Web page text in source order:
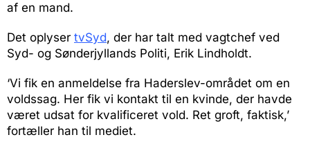
af en mand.
Det oplyser tvSyd, der har talt med vagtchef ved
Syd- og Sønderjyllands Politi, Erik Lindholdt.
‘Vi fik en anmeldelse fra Haderslev-området om en
voldssag. Her fik vi kontakt til en kvinde, der havde
været udsat for kvalificeret vold. Ret groft, faktisk,’
fortæller han til mediet.